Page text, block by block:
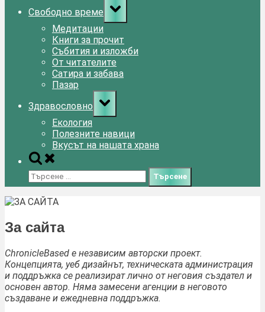
Свободно време
Toggle
sub-
menu
Медитации
Книги за прочит
Събития и изложби
От читателите
Сатира и забава
Пазар
Здравословно
Toggle
sub-
menu
Екология
Полезните навици
Вкусът на нашата храна
Toggle
search
form
Търсене
за:
За сайта
ChronicleBased е независим авторски проект.
Концепцията, уеб дизайнът, техническата администрация
и поддръжка се реализират лично от неговия създател и
основен автор. Няма замесени агенции в неговото
създаване и ежедневна поддръжка.